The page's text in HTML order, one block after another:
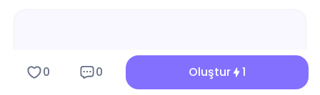
0 0 Oluştur 1